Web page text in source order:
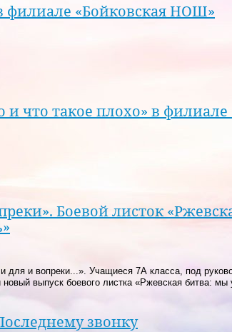
филиале «Бойковская НОШ»
что такое плохо» в филиале
Боевой листок
для и вопреки...». Учащиеся 7А класса, под
выпуск боевого листка «Ржевская битва:
звонку